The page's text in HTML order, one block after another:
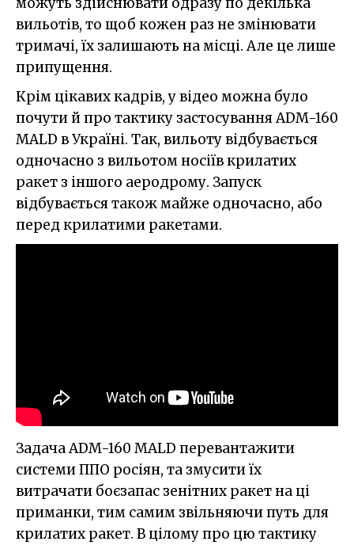
вильотів, то щоб кожен раз не змінювати
тримачі, їх залишають на місці. Але це лише
припущення.
Крім цікавих кадрів, у відео можна було
почути й про тактику застосування ADM-160
MALD в Україні. Так, вильоту відбувається
одночасно з вильотом носіїв крилатих
ракет з іншого аеродрому. Запуск
відбувається також майже одночасно, або
перед крилатими ракетами.
Задача ADM-160 MALD перевантажити
системи ППО росіян, та змусити їх
витрачати боєзапас зенітних ракет на ці
приманки, тим самим звільняючи путь для
крилатих ракет. В цілому про цю тактику